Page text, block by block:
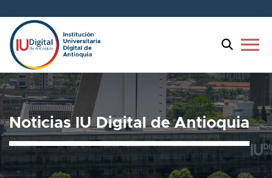
menu
Noticias IU Digital de Antioquia